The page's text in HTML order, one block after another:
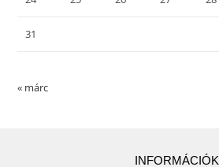
31
« márc
INFORMÁCIÓK